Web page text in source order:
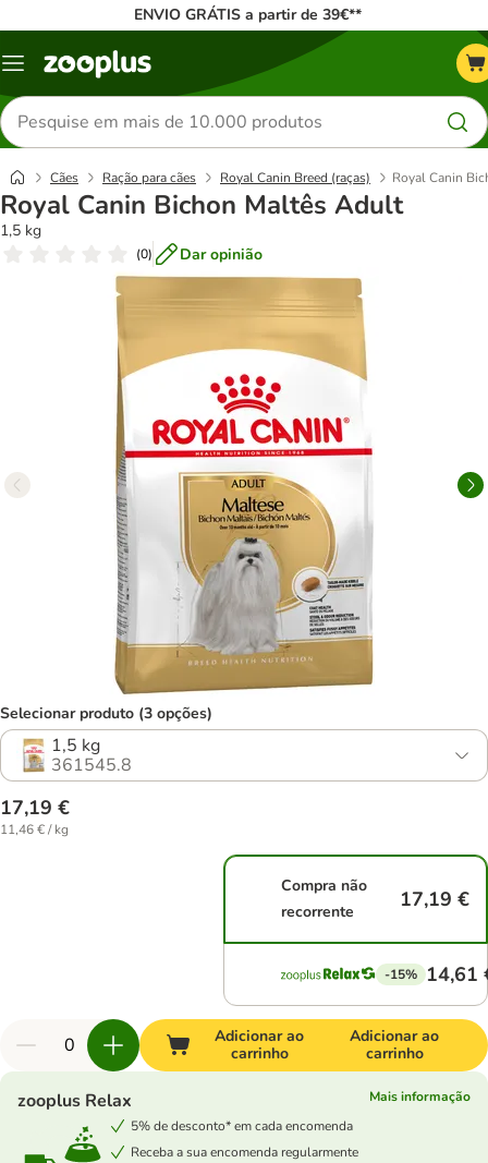
ENVIO GRÁTIS a partir de 39€**
Menu
Pesquisar
produtos
Cães Ração para cães Royal Canin Breed (raças) Royal Canin
Royal Canin Bichon Maltês Adult
1,5 kg
(0) Dar opinião
Selecionar produto (3 opções)
1,5 kg
361545.8
17,19 €
11,46 € / kg
Compra não
recorrente
17,19 €
-15% 14,61
Adicionar ao
carrinho
Adicionar ao
carrinho
zooplus Relax
Mais informação
5% de desconto* em cada encomenda
Receba a sua encomenda regularmente